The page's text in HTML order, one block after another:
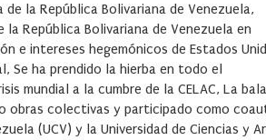
la República Bolivariana de Venezuela,
República Bolivariana de Venezuela en
e intereses hegemónicos de Estados
Se ha prendido la hierba en todo el
mundial a la cumbre de la CELAC, La
obras colectivas y participado como
(UCV) y la Universidad de Ciencias y